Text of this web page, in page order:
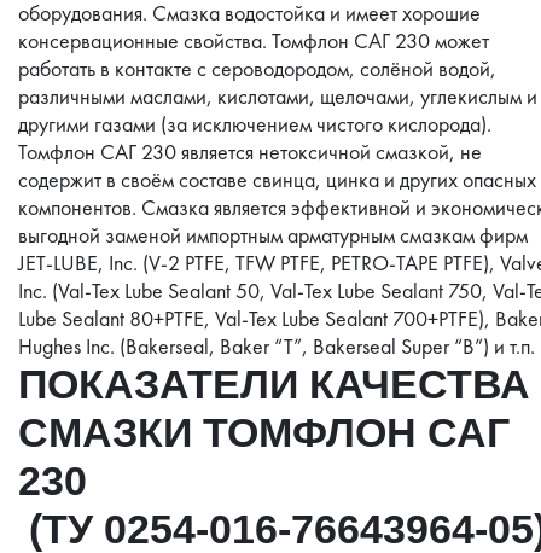
оборудования. Смазка водостойка и имеет хорошие
консервационные свойства. Томфлон САГ 230 может
работать в контакте с сероводородом, солёной водой,
различными маслами, кислотами, щелочами, углекислым и
другими газами (за исключением чистого кислорода).
Томфлон САГ 230 является нетоксичной смазкой, не
содержит в своём составе свинца, цинка и других опасных
компонентов. Смазка является эффективной и
выгодной заменой импортным арматурным смазкам фирм
JET-LUBE, Inc. (V-2 PTFE, TFW PTFE, PETRO-TAPE PTFE),
Inc. (Val-Tex Lube Sealant 50, Val-Tex Lube Sealant 750, Val-
Lube Sealant 80+PTFE, Val-Tex Lube Sealant 700+PTFE),
Hughes Inc. (Bakerseal, Baker “T”, Bakerseal Super “B”) и т.п.
ПОКАЗАТЕЛИ КАЧЕСТВА
СМАЗКИ ТОМФЛОН САГ
230
(ТУ 0254-016-76643964-